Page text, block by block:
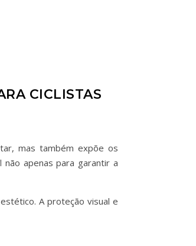
CICLISTAS
mas também expõe os
apenas para garantir a
A proteção visual e